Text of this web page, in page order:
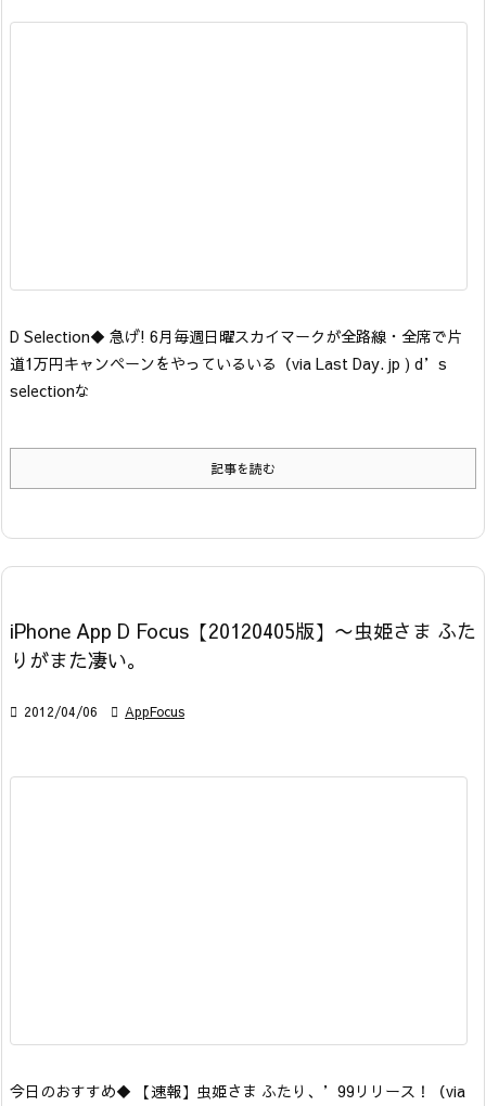
D Selection◆ 急げ! 6月毎週日曜スカイマークが全路線・全席で片
道1万円キャンペーンをやっているいる （via Last Day. jp ) d’s
selectionな
記事を読む
iPhone App D Focus【20120405版】〜虫姫さま ふた
りがまた凄い。
 2012/04/06  AppFocus
今日のおすすめ◆ 【速報】虫姫さま ふたり、’99リリース！
（via